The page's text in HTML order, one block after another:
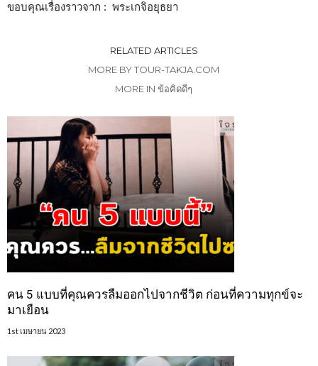
ขอบคุณเรื่องราวจาก : พระเกจิอยุธยา
RELATED ARTICLES
MORE BY TOUR-TAKJA.COM
MORE IN ข้อคิดดีๆ
คน 5 แบบที่คุณควรลืมออกไปจากชีวิต ก่อนที่ความทุกข์จะ
มาเยือน
1st เมษายน 2023